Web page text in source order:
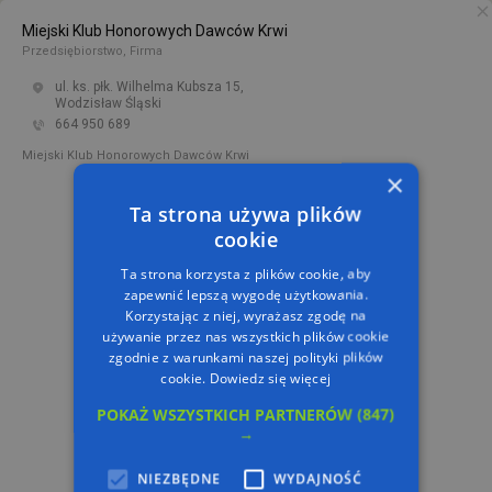
Miejski Klub Honorowych Dawców Krwi
Przedsiębiorstwo, Firma
ul. ks. płk. Wilhelma Kubsza 15,
Wodzisław Śląski
664 950 689
Miejski Klub Honorowych Dawców Krwi
PL
×
Ta strona używa plików
cookie
Ta strona korzysta z plików cookie, aby
zapewnić lepszą wygodę użytkowania.
Korzystając z niej, wyrażasz zgodę na
używanie przez nas wszystkich plików cookie
zgodnie z warunkami naszej polityki plików
cookie. Dowiedz się więcej
POKAŻ WSZYSTKICH PARTNERÓW(847)
→
NIEZBĘDNE WYDAJNOŚĆ